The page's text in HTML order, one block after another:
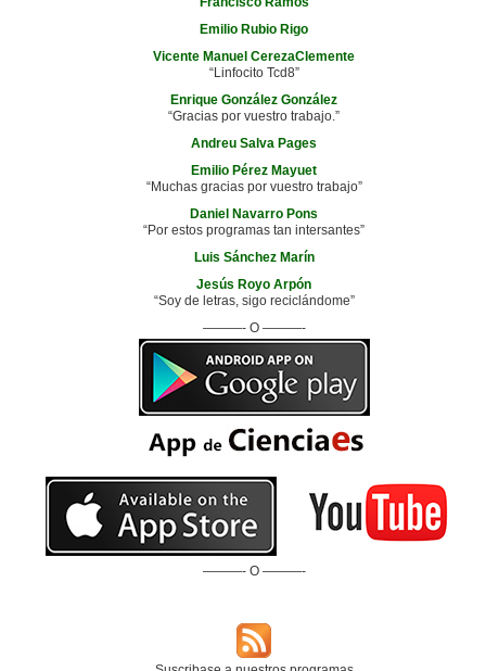
Emilio Rubio Rigo
Vicente Manuel CerezaClemente
“Linfocito Tcd8”
Enrique González González
“Gracias por vuestro trabajo.”
Andreu Salva Pages
Emilio Pérez Mayuet
“Muchas gracias por vuestro trabajo”
Daniel Navarro Pons
“Por estos programas tan intersantes”
Luis Sánchez Marín
Jesús Royo Arpón
“Soy de letras, sigo reciclándome”
———- O ———-
———- O ———-